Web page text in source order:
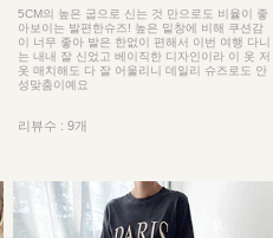
5CM의 높은 굽으로 신는 것 만으로도 비율이 좋
아보이는 발편한슈즈! 높은 밑창에 비해 쿠션감
이 너무 좋아 발은 한없이 편해서 이번 여행 다니
는 내내 잘 신었고 베이직한 디자인이라 이 옷 저
옷 매치해도 다 잘 어울리니 데일리 슈즈로도 안
성맞춤이예요
리뷰수 : 9개